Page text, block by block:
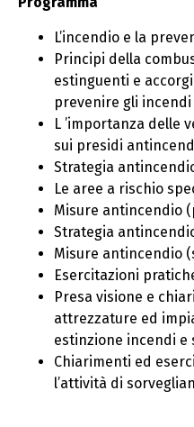
L’incendio e la
Principi della
estinguenti e
prevenire gli incendi
L ’importanza delle
sui presidi
Strategia
Le aree a rischio
Misure antincendio
Strategia
Misure antincendio
Esercitazioni
Presa visione e
attrezzature ed
estinzione incendi
Chiarimenti ed
l’attività di